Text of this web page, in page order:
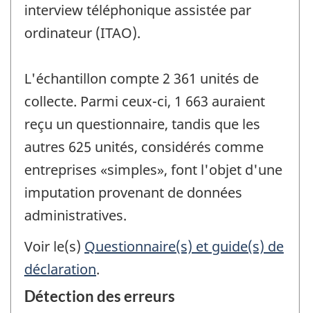
interview téléphonique assistée par
ordinateur (ITAO).
L'échantillon compte 2 361 unités de
collecte. Parmi ceux-ci, 1 663 auraient
reçu un questionnaire, tandis que les
autres 625 unités, considérés comme
entreprises «simples», font l'objet d'une
imputation provenant de données
administratives.
Voir le(s) Questionnaire(s) et guide(s) de
déclaration.
Détection des erreurs